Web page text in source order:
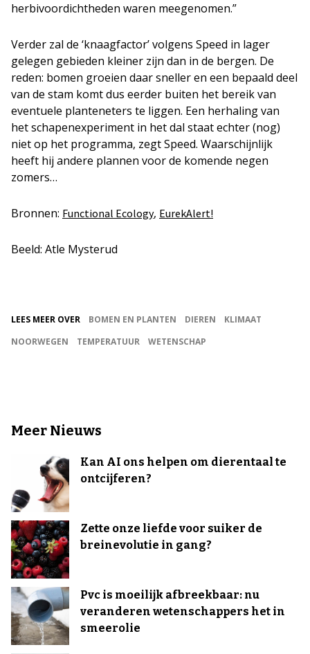
herbivoordichtheden waren meegenomen.”
Verder zal de ‘knaagfactor’ volgens Speed in lager
gelegen gebieden kleiner zijn dan in de bergen. De
reden: bomen groeien daar sneller en een bepaald deel
van de stam komt dus eerder buiten het bereik van
eventuele planteneters te liggen. Een herhaling van
het schapenexperiment in het dal staat echter (nog)
niet op het programma, zegt Speed. Waarschijnlijk
heeft hij andere plannen voor de komende negen
zomers…
Bronnen: Functional Ecology, EurekAlert!
Beeld: Atle Mysterud
LEES MEER OVER BOMEN EN PLANTEN DIEREN
KLIMAAT
NOORWEGEN
TEMPERATUUR WETENSCHAP
Meer Nieuws
Kan AI ons helpen om dierentaal te
ontcijferen?
Zette onze liefde voor suiker de
breinevolutie in gang?
Pvc is moeilijk afbreekbaar: nu
veranderen wetenschappers het in
smeerolie